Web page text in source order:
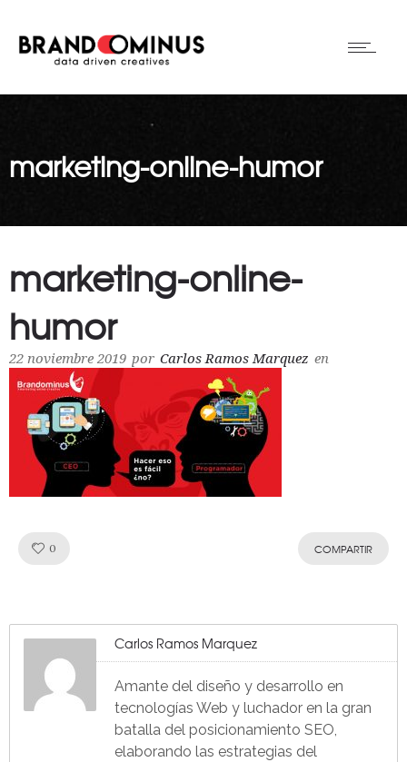
marketing-online-humor
marketing-online-
humor
22 noviembre 2019 por Carlos Ramos Marquez en
0 COMPARTIR
Carlos Ramos Marquez
Amante del diseño y desarrollo en
tecnologías Web y luchador en la gran
batalla del posicionamiento SEO,
elaborando las estrategias del